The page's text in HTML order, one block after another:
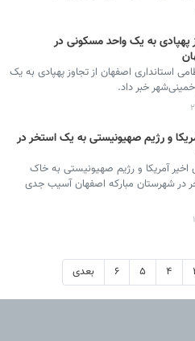
پهپادی به یک واحد مسکونی در
استانداری اصفهان از تجاوز پهپادی به یک
خبر داد.
و رژیم صهیونیستی به یک استخر در
اخیر آمریکا و رژیم صهیونیستی به خاک
در شهرستان مبارکه اصفهان آسیب جدی
۴ ۵ ۶ بعدی